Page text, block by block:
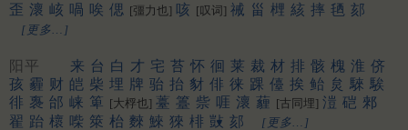
歪 瀤 峐 喎 唉 偲 [彊力也] 咳 [叹词] 祴 甾 榸 絯 摔 毢 郂
[更多…]
阳平 来 台 白 才 宅 苔 怀 徊 莱 裁 材 排 骸 槐 淮 侪
孩 霾 财 皑 柴 埋 牌 骀 抬 豺 俳 徕 踝 儓 挨 鲐 炱 騋 騃
徘 褢 邰 崃 箄 [大桴也] 薹 籉 祡 啀 瀤 薶 [古同埋] 溰 硙 郲
翟 跆 櫰 喍 箂 枱 麳 鯠 猍 棑 敱 郂 [更多…]